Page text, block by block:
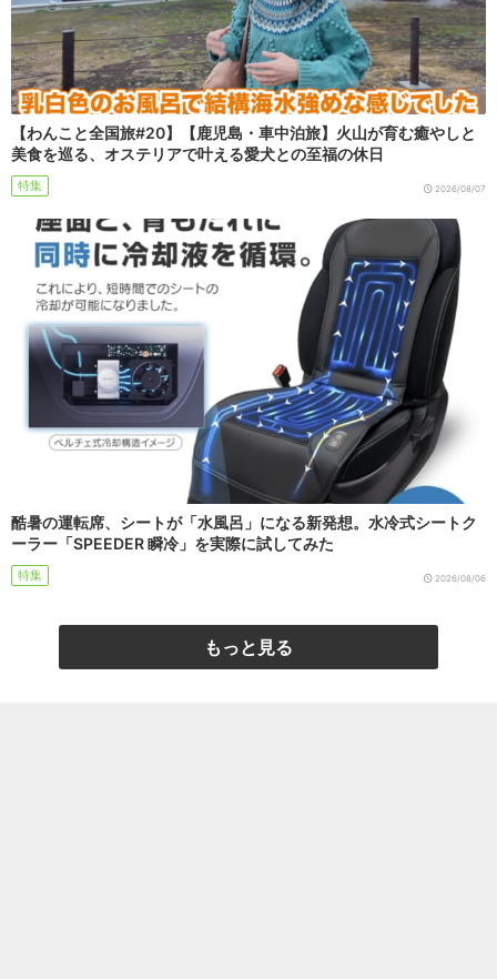
【わんこと全国旅#20】【鹿児島・車中泊旅】火山が育む癒やしと
美食を巡る、オステリアで叶える愛犬との至福の休日
特集 2026/08/07
酷暑の運転席、シートが「水風呂」になる新発想。水冷式シートク
ーラー「SPEEDER 瞬冷」を実際に試してみた
特集 2026/08/06
もっと見る